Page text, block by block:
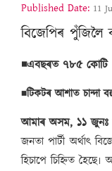
Published Date: 11
বিজেপিৰ পুঁজিলৈ
◾এবছৰত ৭৮৫ কোটি
◾টিকটৰ আশাত চান্দা
আমাৰ অসম, ১১ জুনঃ
জনতা পাৰ্টী অৰ্থাৎ
হিচাপে চিহ্নিত